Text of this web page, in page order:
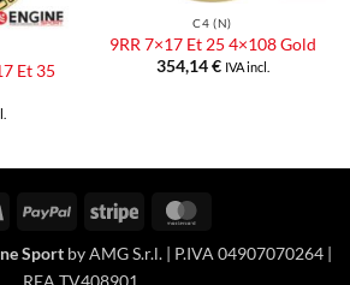
Et 35
C4 (N)
9RR 7×17 Et 25 4×108 Gold
354,14€ IVA incl.
Visa PayPal Stripe
Sport by AMG S.r.l. | P.IVA 04907070264 |